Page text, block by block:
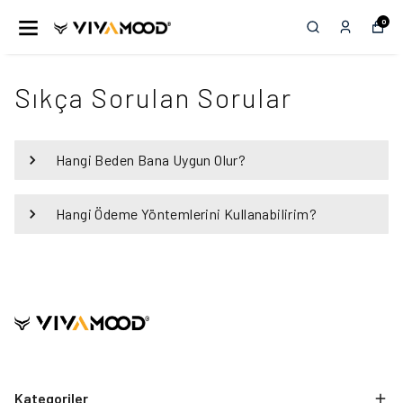
0
Sıkça Sorulan Sorular
Hangi Beden Bana Uygun Olur?
Hangi Ödeme Yöntemlerini Kullanabilirim?
Kategoriler